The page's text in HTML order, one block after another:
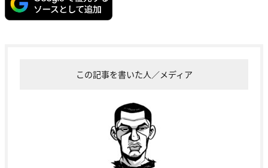
この記事を書いた人／メディア